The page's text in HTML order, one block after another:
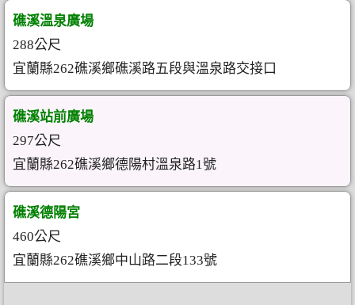
礁溪溫泉廣場
288公尺
宜蘭縣262礁溪鄉礁溪路五段與溫泉路交接口
礁溪站前廣場
297公尺
宜蘭縣262礁溪鄉德陽村溫泉路1號
礁溪德陽宮
460公尺
宜蘭縣262礁溪鄉中山路二段133號